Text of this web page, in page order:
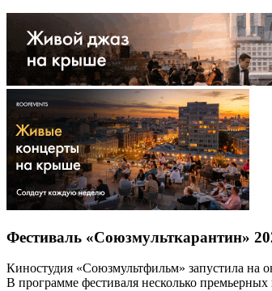
Фестиваль «Союзмульткарантин»
Киностудия «Союзмультфильм» запустила на
В программе фестиваля несколько